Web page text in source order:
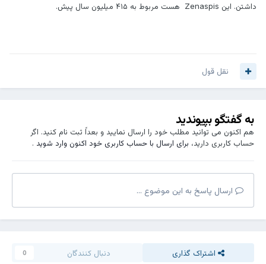
داشتن. این Zenaspis هست مربوط به ۴۱۵ میلیون سال پیش.
نقل قول
به گفتگو بپیوندید
هم اکنون می توانید مطلب خود را ارسال نمایید و بعداً ثبت نام کنید. اگر
حساب کاربری دارید، برای ارسال با حساب کاربری خود اکنون وارد شوید.
ارسال پاسخ به این موضوع ...
اشتراک گذاری دنبال کنندگان 0